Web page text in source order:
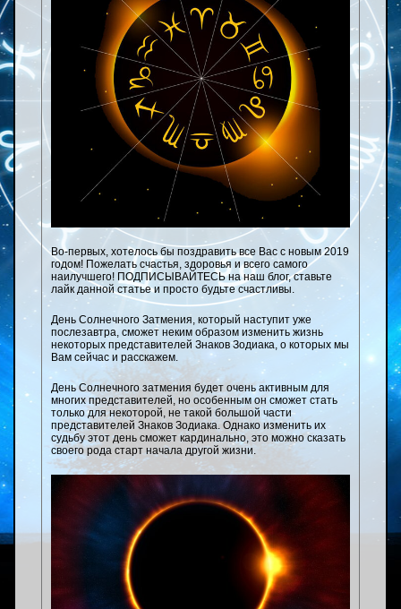
Во-первых, хотелось бы поздравить все Вас с новым 2019
годом! Пожелать счастья, здоровья и всего самого
наилучшего! ПОДПИСЫВАЙТЕСЬ на наш блог, ставьте
лайк данной статье и просто будьте счастливы.
День Солнечного Затмения, который наступит уже
послезавтра, сможет неким образом изменить жизнь
некоторых представителей Знаков Зодиака, о которых мы
Вам сейчас и расскажем.
День Солнечного затмения будет очень активным для
многих представителей, но особенным он сможет стать
только для некоторой, не такой большой части
представителей Знаков Зодиака. Однако изменить их
судьбу этот день сможет кардинально, это можно сказать
своего рода старт начала другой жизни.